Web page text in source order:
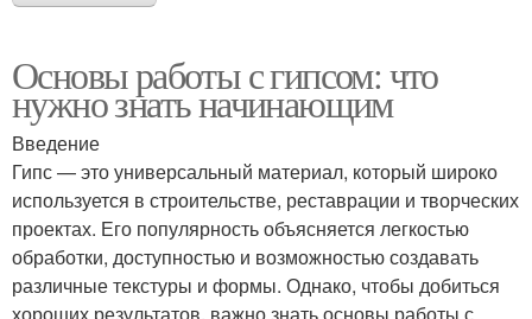
Основы работы с гипсом: что
нужно знать начинающим
Введение
Гипс — это универсальный материал, который широко
используется в строительстве, реставрации и творческих
проектах. Его популярность объясняется легкостью
обработки, доступностью и возможностью создавать
различные текстуры и формы. Однако, чтобы добиться
хороших результатов, важно знать основы работы с